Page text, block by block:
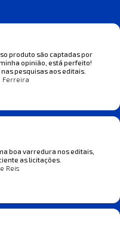
produto são captadas por
opinião, está perfeito!
pesquisas aos editais.
Ferreira
boa varredura nos editais,
as licitações.
Reis